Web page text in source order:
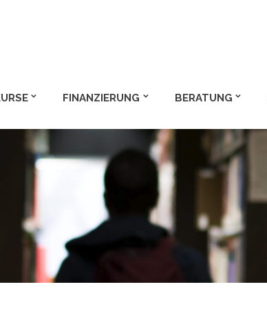
FINANZIERUNG BERATUNG